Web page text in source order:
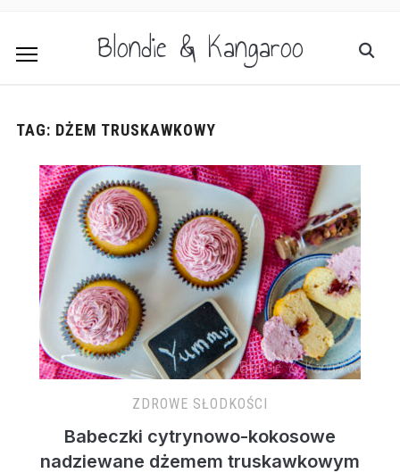
Blondie & Kangaroo
TAG: DŻEM TRUSKAWKOWY
ZDROWE SŁODKOŚCI
Babeczki cytrynowo-kokosowe
nadziewane dżemem truskawkowym